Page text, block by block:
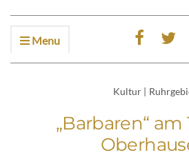
Menu
Kultur |
„Barbaren“